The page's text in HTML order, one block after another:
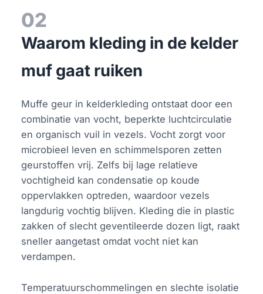
02
Waarom kleding in de kelder
muf gaat ruiken
Muffe geur in kelderkleding ontstaat door een
combinatie van vocht, beperkte luchtcirculatie
en organisch vuil in vezels. Vocht zorgt voor
microbieel leven en schimmelsporen zetten
geurstoffen vrij. Zelfs bij lage relatieve
vochtigheid kan condensatie op koude
oppervlakken optreden, waardoor vezels
langdurig vochtig blijven. Kleding die in plastic
zakken of slecht geventileerde dozen ligt, raakt
sneller aangetast omdat vocht niet kan
verdampen.
Temperatuurschommelingen en slechte isolatie